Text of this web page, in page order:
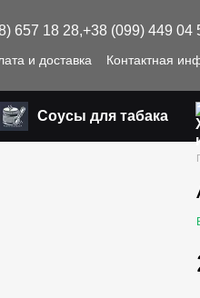
657 18 28,+38 (099) 449 04
и доставка Контактная
Соусы для табака